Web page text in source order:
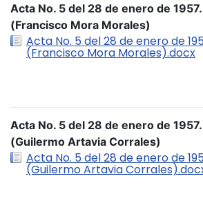
Acta No. 5 del 28 de enero de
(Francisco Mora Morales)
Acta No. 5 del 28 de enero de
(Francisco Mora Morales).docx
Acta No. 5 del 28 de enero de
(Guilermo Artavia Corrales)
Acta No. 5 del 28 de enero de
(Guilermo Artavia